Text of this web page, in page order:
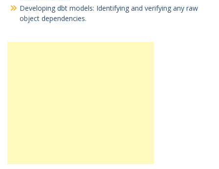
Developing dbt models: Identifying and verifying any raw
object dependencies.